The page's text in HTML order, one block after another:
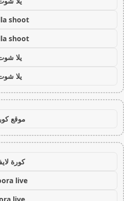
shoot
shoot
يلا
يلا
موقع
كورة
live